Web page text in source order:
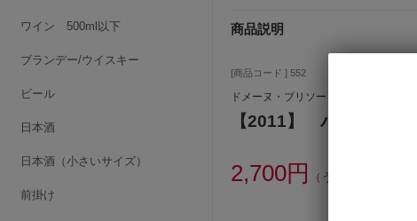
ワイン 500ml以下
ブランデー/ウイスキー
ビール
日本酒
日本酒（小さいサイズ）
前掛け
商品説明
[商品コード ] 552
ドメーヌ・ブリソー
【2011】 パタポン シ
2,700円 （うち消費税額245